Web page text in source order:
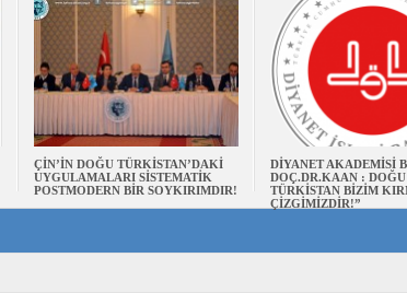
ÇİN’İN DOĞU TÜRKİSTAN’DAKİ
UYGULAMALARI SİSTEMATİK
POSTMODERN BİR SOYKIRIMDIR!
DİYANET AKADEMİSİ
DOÇ.DR.KAAN : DOĞU
TÜRKİSTAN BİZİM
ÇİZGİMİZDİR!”